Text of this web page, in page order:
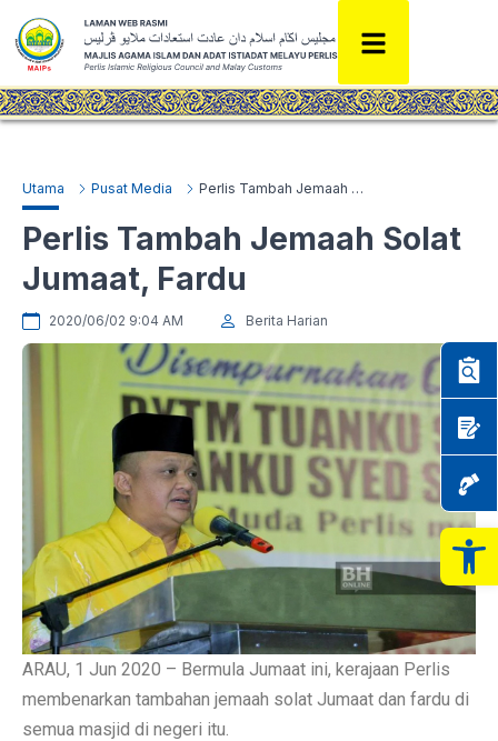
Utama Pusat Media Perlis Tambah Jemaah Solat Jumaat, Fardu
Perlis Tambah Jemaah Solat
Jumaat, Fardu
2020/06/02 9:04 AM Berita Harian
ARAU, 1 Jun 2020 – Bermula Jumaat ini, kerajaan Perlis
membenarkan tambahan jemaah solat Jumaat dan fardu di
semua masjid di negeri itu.